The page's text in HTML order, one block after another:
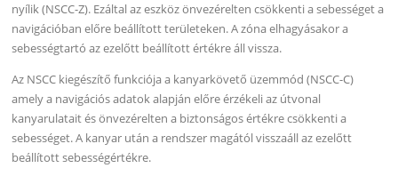
nyílik (NSCC-Z). Ezáltal az eszköz önvezérelten csökkenti a sebességet a
navigációban előre beállított területeken. A zóna elhagyásakor a
sebességtartó az ezelőtt beállított értékre áll vissza.
Az NSCC kiegészítő funkciója a kanyarkövető üzemmód (NSCC-C)
amely a navigációs adatok alapján előre érzékeli az útvonal
kanyarulatait és önvezérelten a biztonságos értékre csökkenti a
sebességet. A kanyar után a rendszer magától visszaáll az ezelőtt
beállított sebességértékre.